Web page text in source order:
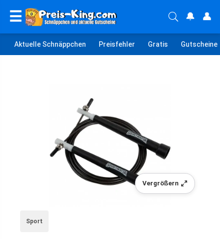
☰ 🔔 👤
Aktuelle Schnäppchen Preisfehler Gratis Gutscheine
Vergrößern
Sport